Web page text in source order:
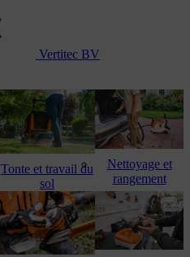
Vertitec BV
Tonte et travail du
sol
Nettoyage et
rangement